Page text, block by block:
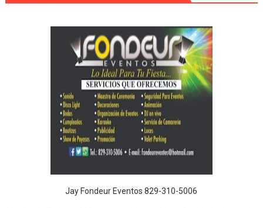
Jay Fondeur Eventos 829-310-5006